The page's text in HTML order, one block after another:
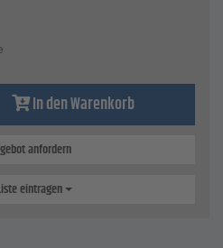
In den Warenkorb
anfordern
eintragen